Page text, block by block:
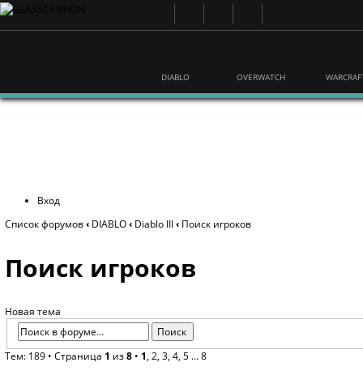
DIABLO OVERWATCH
Вход
Список форумов‹ DIABLO‹ Diablo III‹ Поиск игроков
Поиск игроков
Новая тема
Тем: 189 • Страница 1 из8 • 1, 2, 3, 4, 5 ...8